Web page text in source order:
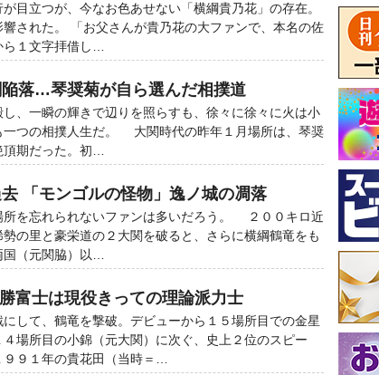
目立つが、今なお色あせない「横綱貴乃花」の存在。
された。 「お父さんが貴乃花の大ファンで、本名の佐
１文字拝借し…
落…琴奨菊が自ら選んだ相撲道
、一瞬の輝きで辺りを照らすも、徐々に徐々に火は小
つの相撲人生だ。 大関時代の昨年１月場所は、琴奨
期だった。初…
「モンゴルの怪物」逸ノ城の凋落
を忘れられないファンは多いだろう。 ２００キロ近
の里と豪栄道の２大関を破ると、さらに横綱鶴竜をも
（元関脇）以…
富士は現役きっての理論派力士
して、鶴竜を撃破。デビューから１５場所目での金星
場所目の小錦（元大関）に次ぐ、史上２位のスピー
９１年の貴花田（当時＝…